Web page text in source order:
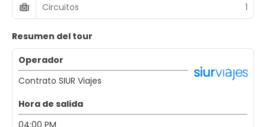
Circuitos 1
Resumen del tour
Operador
Contrato SIUR Viajes
Hora de salida
04:00 PM